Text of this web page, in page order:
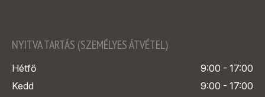
NYITVA TARTÁS (SZEMÉLYES ÁTVÉTEL)
Hétfő
9:00 - 17:00
Kedd
9:00 - 17:00